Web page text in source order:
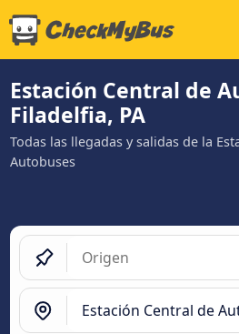
Estación Central de
Filadelfia, PA
Todas las llegadas y salidas de la
Autobuses